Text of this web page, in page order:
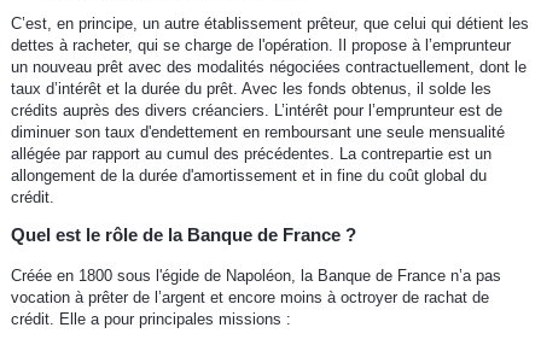
C’est, en principe, un autre établissement prêteur, que celui qui détient les
dettes à racheter, qui se charge de l'opération. Il propose à l’emprunteur
un nouveau prêt avec des modalités négociées contractuellement, dont le
taux d’intérêt et la durée du prêt. Avec les fonds obtenus, il solde les
crédits auprès des divers créanciers. L’intérêt pour l’emprunteur est de
diminuer son taux d'endettement en remboursant une seule mensualité
allégée par rapport au cumul des précédentes. La contrepartie est un
allongement de la durée d'amortissement et in fine du coût global du
crédit.
Quel est le rôle de la Banque de France ?
Créée en 1800 sous l'égide de Napoléon, la Banque de France n’a pas
vocation à prêter de l’argent et encore moins à octroyer de rachat de
crédit. Elle a pour principales missions :